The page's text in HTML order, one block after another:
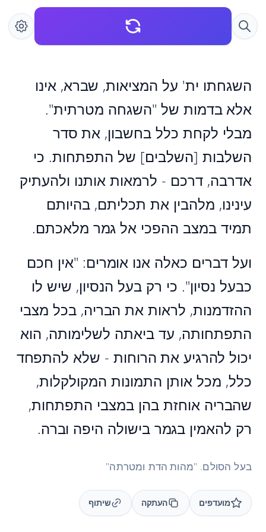
השגחתו ית' על המציאות, שברא, אינו
אלא בדמות של "השגחה מטרתית".
מבלי לקחת כלל בחשבון, את סדר
השלבות [השלבים] של התפתחות. כי
אדרבה, דרכם - לרמאות אותנו ולהעתיק
עינינו, מלהבין את תכליתם, בהיותם
תמיד במצב ההפכי אל גמר מלאכתם.
ועל דברים כאלה אנו אומרים: "אין חכם
כבעל נסיון". כי רק בעל הנסיון, שיש לו
ההזדמנות, לראות את הבריה, בכל מצבי
התפתחותה, עד ביאתה לשלימותה, הוא
יכול להרגיע את הרוחות - שלא להתפחד
כלל, מכל אותן התמונות המקולקלות,
שהבריה אוחזת בהן במצבי התפתחות,
רק להאמין בגמר בישולה היפה וברה.
בעל הסולם. "מהות הדת ומטרתה"
מועדפים העתקה שיתוף